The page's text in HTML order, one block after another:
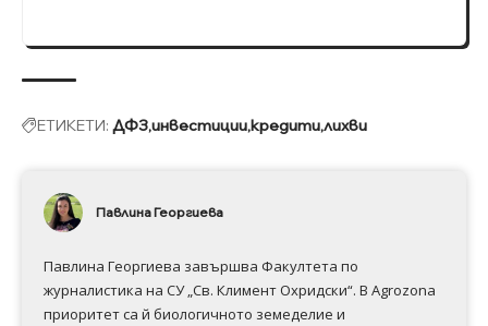
ЕТИКЕТИ: ДФЗинвестициикредитилихви
Павлина Георгиева
Павлина Георгиева завършва Факултета по
журналистика на СУ „Св. Климент Охридски“. В Аgrozona
приоритет са й биологичното земеделие и